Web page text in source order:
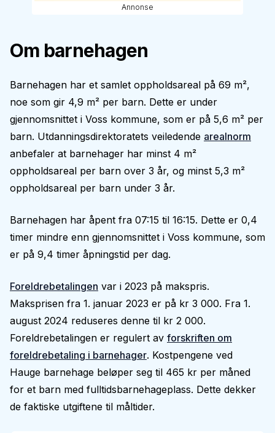
Annonse
Om barnehagen
Barnehagen har et samlet oppholdsareal på 69 m²,
noe som gir 4,9 m² per barn. Dette er under
gjennomsnittet i Voss kommune, som er på 5,6 m² per
barn. Utdanningsdirektoratets veiledende arealnorm
anbefaler at barnehager har minst 4 m²
oppholdsareal per barn over 3 år, og minst 5,3 m²
oppholdsareal per barn under 3 år.
Barnehagen har åpent fra 07:15 til 16:15. Dette er 0,4
timer mindre enn gjennomsnittet i Voss kommune, som
er på 9,4 timer åpningstid per dag.
Foreldrebetalingen var i 2023 på makspris.
Maksprisen fra 1. januar 2023 er på kr 3 000. Fra 1.
august 2024 reduseres denne til kr 2 000.
Foreldrebetalingen er regulert av forskriften om
foreldrebetaling i barnehager. Kostpengene ved
Hauge barnehage beløper seg til 465 kr per måned
for et barn med fulltidsbarnehageplass. Dette dekker
de faktiske utgiftene til måltider.